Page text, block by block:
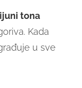
tona
Kada
u sve